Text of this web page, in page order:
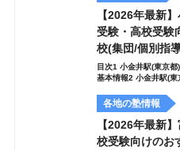
【2026年最新
受験・高校受験
校(集団/個別指
目次1 小金井駅(東京
基本情報2 小金井駅(東
各地の塾情報
【2026年最新
校受験向けのお